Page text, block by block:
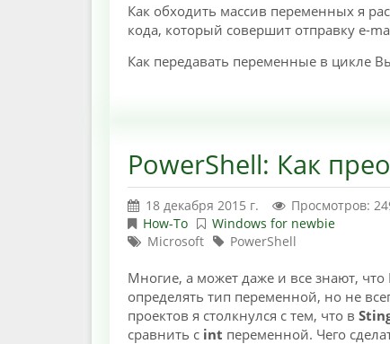
Как обходить массив переменных я
кода, который совершит отправку e-
Как передавать переменные в цикле
PowerShell: Как
18 декабря 2015 г. Просмотров:
How-To
Windows for newbie
Microsoft
PowerShell
Многие, а может даже и все знают,
определять тип переменной, но не
проектов я столкнулся с тем, что в
сравнить c int переменной. Чего